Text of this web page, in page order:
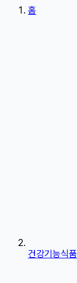
홈
건강기능식품